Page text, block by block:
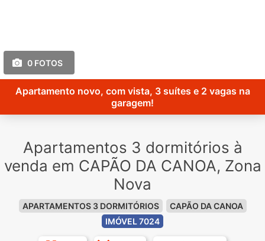
0 FOTOS
Apartamento novo, com vista, 3 suítes e 2 vagas na
garagem!
Apartamentos 3 dormitórios à
venda em CAPÃO DA CANOA, Zona
Nova
APARTAMENTOS 3 DORMITÓRIOS
CAPÃO DA CANOA
IMÓVEL 7024